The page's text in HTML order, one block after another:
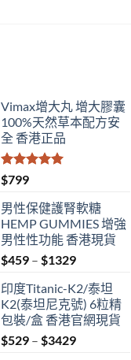
Vimax增大丸 增大膠囊
100%天然草本配方安
全 香港正品
評分
滿分 5
$799
男性保健護腎軟糖
HEMP GUMMIES 增強
男性性功能 香港現貨
$459 – $1329Price
$459
through
$1329
印度Titanic-K2/泰坦
K2(泰坦尼克號) 6粒精
包裝/盒 香港官網現貨
$529 – $3429Price